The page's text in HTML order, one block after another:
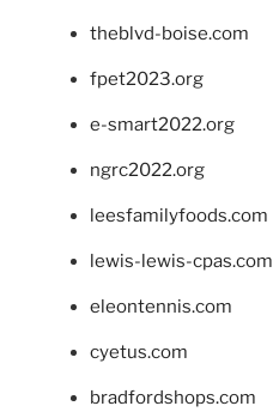
theblvd-boise.com
fpet2023.org
e-smart2022.org
ngrc2022.org
leesfamilyfoods.com
lewis-lewis-cpas.com
eleontennis.com
cyetus.com
bradfordshops.com